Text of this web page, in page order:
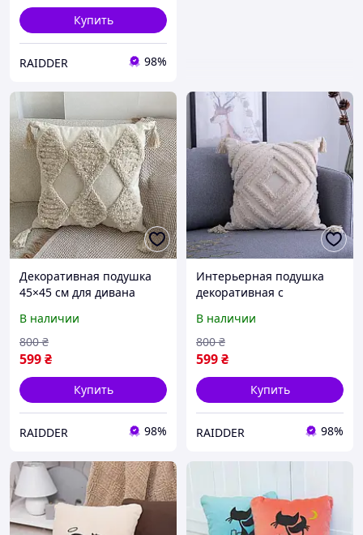
Купить
RAIDDER 98%
Декоративная подушка
45×45 см для дивана
скандинавском стиле с
бахромой Бежевая Ромбы
(60053/52)
В наличии
599₴
800 ₴
Купить
RAIDDER 98%
Интерьерная подушка
декоративная с
рисунком 45×45 см
хлопковая Бежевая Ромб
(60054/52)
В наличии
599₴
800 ₴
Купить
RAIDDER 98%